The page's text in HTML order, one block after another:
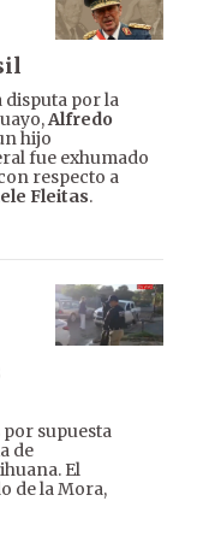
por la
Alfredo
hijo
fue exhumado
respecto a
Fleitas.
supuesta
de
El
de la Mora,